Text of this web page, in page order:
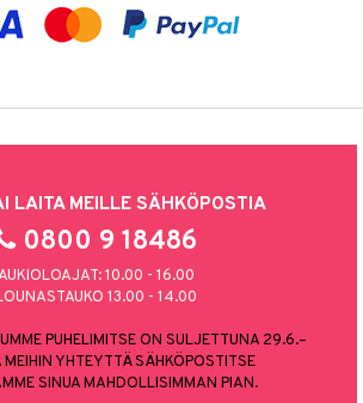
LAITA MEILLE SÄHKÖPOSTIA
0800 9 18486
10.00 - 16.00
13.00 - 14.00
PUHELIMITSE ON SULJETTUNA 29.6.–
MEIHIN YHTEYTTÄ SÄHKÖPOSTITSE
SINUA MAHDOLLISIMMAN PIAN.